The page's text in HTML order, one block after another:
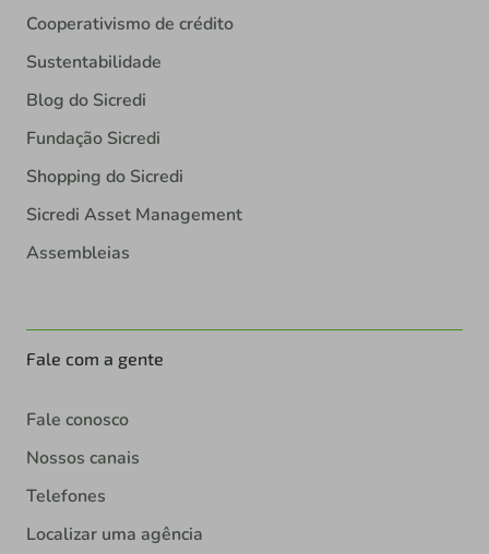
Cooperativismo de crédito
Sustentabilidade
Blog do Sicredi
Fundação Sicredi
Shopping do Sicredi
Sicredi Asset Management
Assembleias
Fale com a gente
Fale conosco
Nossos canais
Telefones
Localizar uma agência